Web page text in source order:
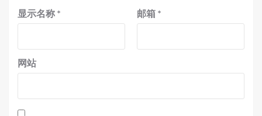
显示名称 * 邮箱 *
网站